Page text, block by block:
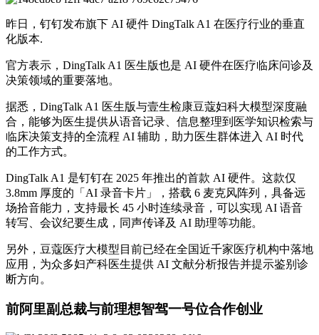
昨日，钉钉发布旗下 AI 硬件 DingTalk A1 在医疗行业的垂直
化版本.
官方表示，DingTalk A1 医生版也是 AI 硬件在医疗临床问诊及
决策领域的重要落地。
据悉，DingTalk A1 医生版与壹生检康豆蔻妇科大模型深度融
合，能够为医生提供从语音记录、信息整理到医学知识检索与
临床决策支持的全流程 AI 辅助，助力医生群体进入 AI 时代
的工作方式。
DingTalk A1 是钉钉在 2025 年推出的首款 AI 硬件。这款仅
3.8mm 厚度的「AI 录音卡片」，搭载 6 麦克风阵列，具备远
场拾音能力，支持最长 45 小时连续录音，可以实现 AI 语音
转写、会议纪要生成，同声传译及 AI 助理等功能。
另外，豆蔻医疗大模型目前已经在全国近千家医疗机构中落地
应用，为众多妇产科医生提供 AI 文献分析报告并提示鉴别诊
断方向。
前阿里副总裁与前理想智驾一号位合作创业